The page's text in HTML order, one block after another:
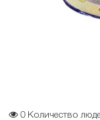
0 Количество